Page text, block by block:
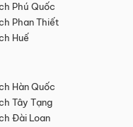
Phú Quốc
Phan Thiết
Huế
Hàn Quốc
Tây Tạng
Đài Loan